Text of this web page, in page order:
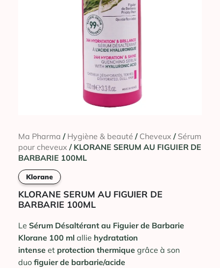
Ma Pharma / Hygiène & beauté / Cheveux / Sérum
pour cheveux / KLORANE SERUM AU FIGUIER DE
BARBARIE 100ML
Klorane
KLORANE SERUM AU FIGUIER DE
BARBARIE 100ML
Le Sérum Désaltérant au Figuier de Barbarie
Klorane 100 ml allie hydratation
intense et protection thermique grâce à son
duo figuier de barbarie/acide